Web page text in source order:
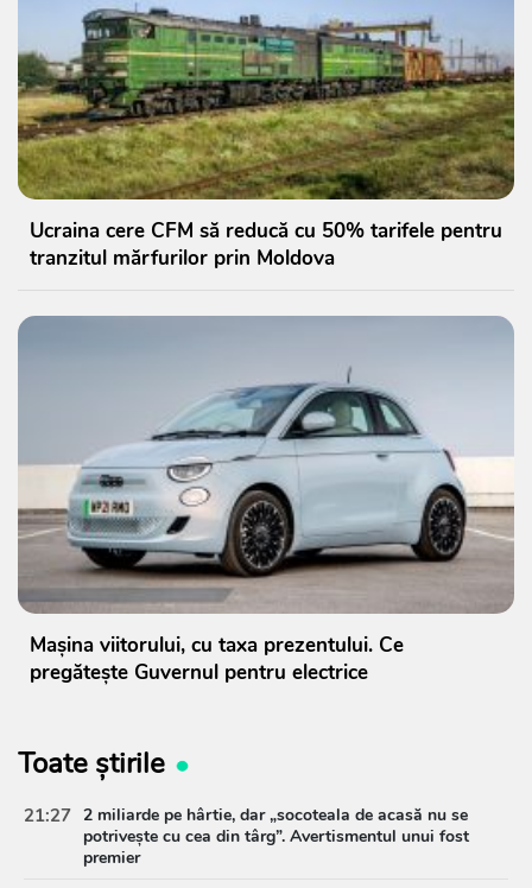
Ucraina cere CFM să reducă cu 50% tarifele pentru
tranzitul mărfurilor prin Moldova
Mașina viitorului, cu taxa prezentului. Ce
pregătește Guvernul pentru electrice
Toate știrile
21:27 2 miliarde pe hârtie, dar „socoteala de acasă nu se
potrivește cu cea din târg”. Avertismentul unui fost
premier